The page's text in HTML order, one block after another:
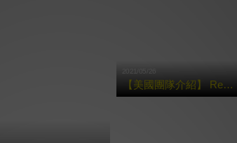
【美國團隊介紹】 Rebound Athletic 運動復健訓練中心